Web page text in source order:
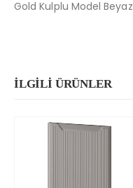
Gold Kulplu Model Beyaz
İLGILI ÜRÜNLER